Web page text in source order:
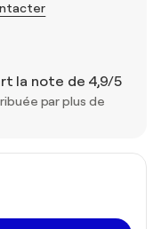
la note de 4,9/5
par plus de